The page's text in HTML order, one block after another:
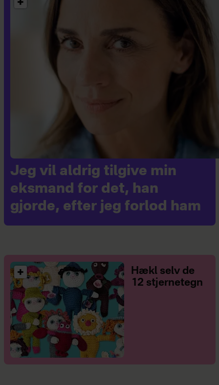
Jeg vil aldrig tilgive min
eksmand for det, han
gjorde, efter jeg forlod ham
Hækl selv de
12 stjernetegn